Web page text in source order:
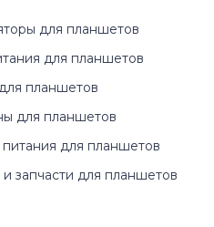
ND Series
NP Series
для планшетов
для планшетов
планшетов
для планшетов
для планшетов
запчасти для планшетов